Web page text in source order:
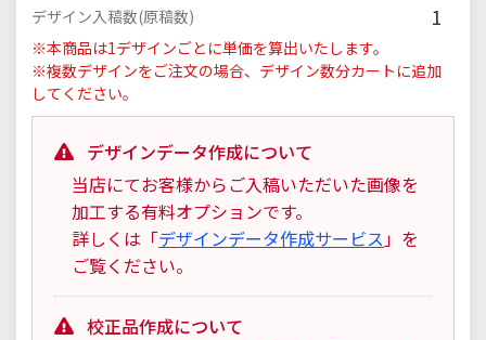
デザイン入稿数(原稿数) 1
※本商品は1デザインごとに単価を算出いたします。
※複数デザインをご注文の場合、デザイン数分カートに追加
してください。
デザインデータ作成について
当店にてお客様からご入稿いただいた画像を
加工する有料オプションです。
詳しくは「デザインデータ作成サービス 」を
ご覧ください。
校正品作成について